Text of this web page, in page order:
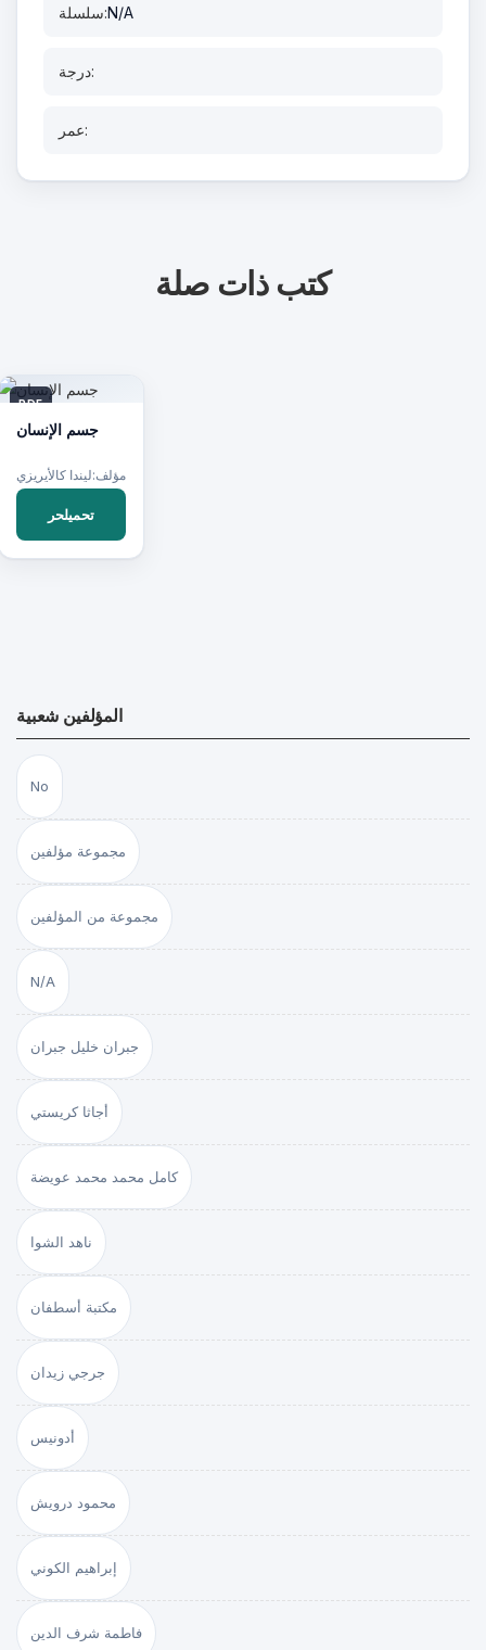
سلسلة:N/A
درجة:
عمر:
كتب ذات صلة
PDF
جسم الإنسان
مؤلف:ليندا كالأيريزي
تحميلحر
المؤلفين شعبية
No
مجموعة مؤلفين
مجموعة من المؤلفين
N/A
جبران خليل جبران
أجاثا كريستي
كامل محمد محمد عويضة
ناهد الشوا
مكتبة أسطفان
جرجي زيدان
أدونيس
محمود درويش
إبراهيم الكوني
فاطمة شرف الدين